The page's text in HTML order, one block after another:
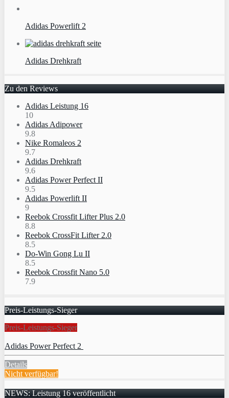
Adidas Powerlift 2
Adidas Drehkraft
Zu den Reviews
Adidas Leistung 16
10
Adidas Adipower
9.8
Nike Romaleos 2
9.7
Adidas Drehkraft
9.6
Adidas Power Perfect II
9.5
Adidas Powerlift II
9
Reebok Crossfit Lifter Plus 2.0
8.8
Reebok CrossFit Lifter 2.0
8.5
Do-Win Gong Lu II
8.5
Reebok Crossfit Nano 5.0
7.9
Preis-Leistungs-Sieger
Preis-Leistungs-Sieger
Adidas Power Perfect 2
Details
Nicht verfügbar!
NEWS: Leistung 16 veröffentlicht